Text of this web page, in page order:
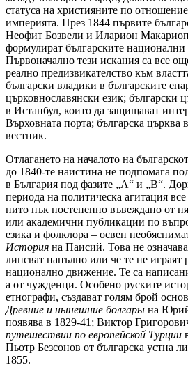
статуса на християните по
империята. През 1844 първите
Неофит Бозвели и Иларион
формулират българските национални
Първоначално тези искания са все
реално предизвикателство към
български владики в българските
църковнославянски език; български
в Истанбул, които да защищават
Върховната порта; българска църква
вестник.
Отлагането на началото на
до 1840-те наистина не подпомага
в България под фазите „А“ и „B“.
периода на политическа агитация
нито пък постепенно въвеждано от
или академични публикации по
езика и фолклора – освен
История на Паисий. Това не
липсват напълно или че те не играят
национално движение. Те са
а от чужденци. Особено руските
етнографи, създават голям брой
Древние и нынешние болгары на
появява в 1829-41; Виктор
путешествии по европейской Турции
Пьотр Безсонов от българска устна
1855.